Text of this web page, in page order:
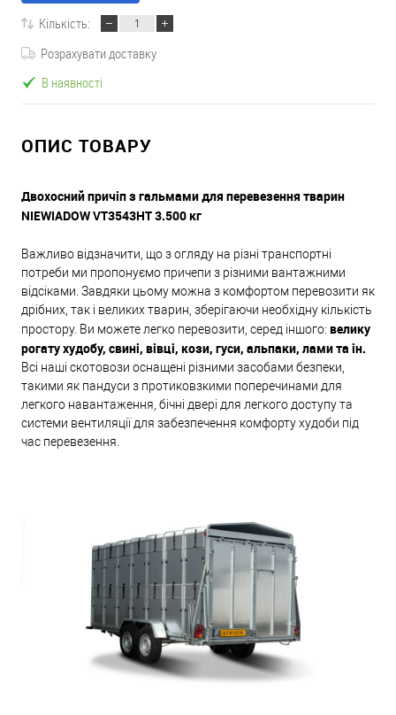
Кількість:
Розрахувати доставку
В наявності
ОПИС ТОВАРУ
Двохосний причіп з гальмами для перевезення тварин
NIEWIADOW VT3543HT 3.500 кг
Важливо відзначити, що з огляду на різні транспортні
потреби ми пропонуємо причепи з різними вантажними
відсіками. Завдяки цьому можна з комфортом перевозити як
дрібних, так і великих тварин, зберігаючи необхідну кількість
простору. Ви можете легко перевозити, серед іншого: велику
рогату худобу, свині, вівці, кози, гуси, альпаки, лами та ін.
Всі наші скотовози оснащені різними засобами безпеки,
такими як пандуси з протиковзкими поперечинами для
легкого навантаження, бічні двері для легкого доступу та
системи вентиляції для забезпечення комфорту худоби під
час перевезення.